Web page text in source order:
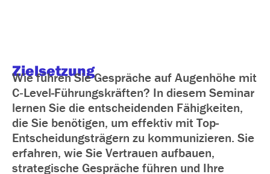
Zielsetzung
Wie führen Sie Gespräche auf Augenhöhe mit
C‑Level-Führungskräften? In diesem Seminar
lernen Sie die entscheidenden Fähigkeiten,
die Sie benötigen, um effektiv mit Top-
Entscheidungsträgern zu kommunizieren. Sie
erfahren, wie Sie Vertrauen aufbauen,
strategische Gespräche führen und Ihre